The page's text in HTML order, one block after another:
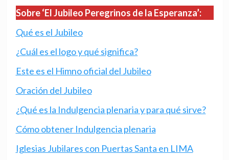
Sobre ‘El Jubileo Peregrinos de la Esperanza’:
Qué es el Jubileo
¿Cuál es el logo y qué significa?
Este es el Himno oficial del Jubileo
Oración del Jubileo
¿Qué es la Indulgencia plenaria y para qué sirve?
Cómo obtener Indulgencia plenaria
Iglesias Jubilares con Puertas Santa en LIMA